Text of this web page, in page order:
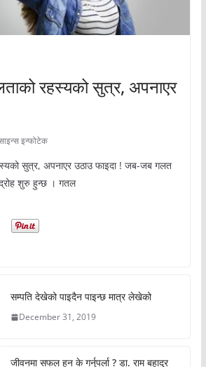
रहस्यको सुत्र, अपनाएर
इन्फोटेक
सुत्र, अपनाएर उठाउ फाइदा ! जब-जब गलत
शुरु हुन्छ । गतल
सम्पति देखेको पाइदैन पाइन्छ मात्र लेखेको
December 31, 2019
जीवनमा सफल हुन के गर्नुपर्ला ? डा. राम बहादुर